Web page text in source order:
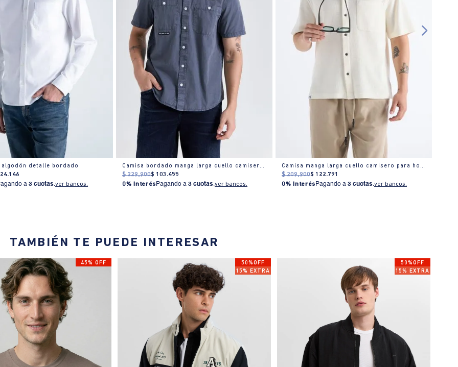
algodón detalle bordado
.146
a3 cuotas.ver bancos.
Camisa bordado manga larga cuello camisero para hombre
$ 229.900$ 103 .455
0% Interés Pagando a3 cuotas.ver bancos.
Camisa manga larga cuello camisero para hombre
$ 209.900$ 122.791
0% Interés Pagando a3 cuotas.ver bancos.
TAMBIÉN TE PUEDE INTERESAR
45% OFF
50%OFF
15% EXTRA
50%OFF
15% EXTRA